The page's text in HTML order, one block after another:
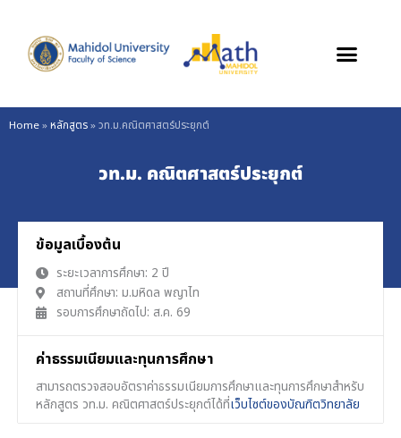
content
Home» หลักสูตร»วท.ม.คณิตศาสตร์ประยุกต์
วท.ม. คณิตศาสตร์ประยุกต์
ข้อมูลเบื้องต้น
ระยะเวลาการศึกษา: 2 ปี
สถานที่ศึกษา: ม.มหิดล พญาไท
รอบการศึกษาถัดไป: ส.ค. 69
ค่าธรรมเนียมและทุนการศึกษา
สามารถตรวจสอบอัตราค่าธรรมเนียมการศึกษาและทุนการศึกษาสำหรับ
หลักสูตร วท.ม. คณิตศาสตร์ประยุกต์ได้ที่เว็บไซต์ของบัณฑิตวิทยาลัย